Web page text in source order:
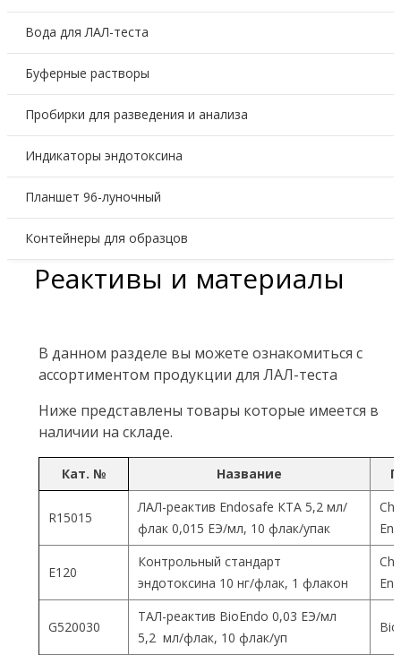
Вода для ЛАЛ-теста
Буферные растворы
Пробирки для разведения и анализа
Индикаторы эндотоксина
Планшет 96-луночный
Контейнеры для образцов
Реактивы и материалы
В данном разделе вы можете ознакомиться с
ассортиментом продукции для ЛАЛ-теста
Ниже представлены товары которые имеется в
наличии на складе.
Кат. № Название
R15015
ЛАЛ-реактив Endosafe КТА 5,2 мл/
флак 0,015 ЕЭ/мл, 10 флак/упак
Е120
Контрольный стандарт
эндотоксина 10 нг/флак, 1 флакон
G520030
ТАЛ-реактив BioEndo 0,03 ЕЭ/мл
5,2 мл/флак, 10 флак/уп